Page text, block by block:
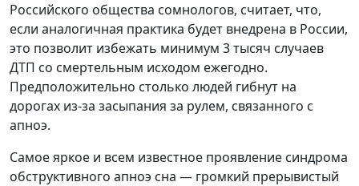
Российского общества сомнологов, считает, что,
если аналогичная практика будет внедрена в России,
это позволит избежать минимум 3 тысяч случаев
ДТП со смертельным исходом ежегодно.
Предположительно столько людей гибнут на
дорогах из-за засыпания за рулем, связанного с
апноэ.
Самое яркое и всем известное проявление синдрома
обструктивного апноэ сна — громкий прерывистый